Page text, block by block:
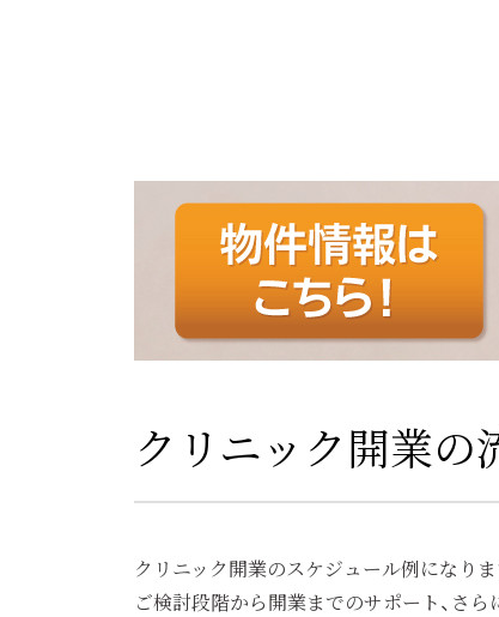
クリニック開業の
クリニック開業のスケジュール例になりま
ご検討段階から開業までのサポート、さ